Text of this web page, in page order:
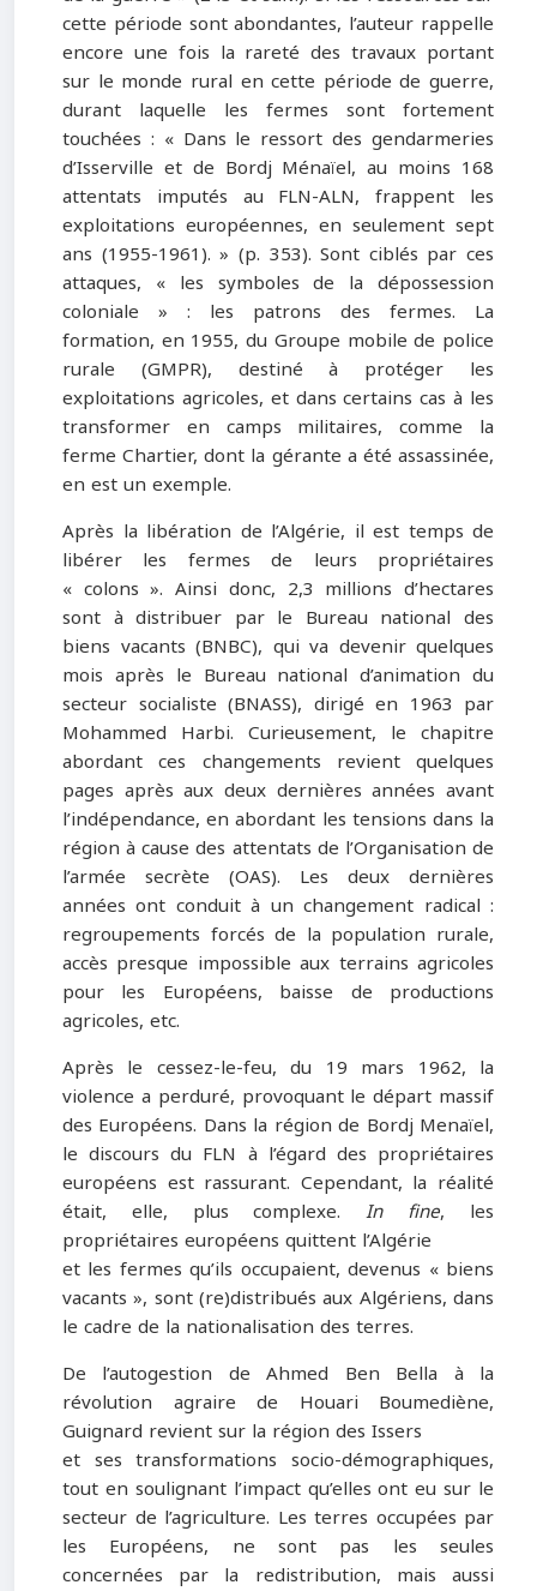
cette période sont abondantes, l’auteur rappelle
encore une fois la rareté des travaux portant
sur le monde rural en cette période de guerre,
durant laquelle les fermes sont fortement
touchées : « Dans le ressort des gendarmeries
d’Isserville et de Bordj Ménaïel, au moins 168
attentats imputés au FLN-ALN, frappent les
exploitations européennes, en seulement sept
ans (1955-1961). » (p. 353). Sont ciblés par ces
attaques, « les symboles de la dépossession
coloniale » : les patrons des fermes. La
formation, en 1955, du Groupe mobile de police
rurale (GMPR), destiné à protéger les
exploitations agricoles, et dans certains cas à les
transformer en camps militaires, comme la
ferme Chartier, dont la gérante a été assassinée,
en est un exemple.
Après la libération de l’Algérie, il est temps de
libérer les fermes de leurs propriétaires
« colons ». Ainsi donc, 2,3 millions d’hectares
sont à distribuer par le Bureau national des
biens vacants (BNBC), qui va devenir quelques
mois après le Bureau national d’animation du
secteur socialiste (BNASS), dirigé en 1963 par
Mohammed Harbi. Curieusement, le chapitre
abordant ces changements revient quelques
pages après aux deux dernières années avant
l’indépendance, en abordant les tensions dans la
région à cause des attentats de l’Organisation de
l’armée secrète (OAS). Les deux dernières
années ont conduit à un changement radical :
regroupements forcés de la population rurale,
accès presque impossible aux terrains agricoles
pour les Européens, baisse de productions
agricoles, etc.
Après le cessez-le-feu, du 19 mars 1962, la
violence a perduré, provoquant le départ massif
des Européens. Dans la région de Bordj Menaïel,
le discours du FLN à l’égard des propriétaires
européens est rassurant. Cependant, la réalité
était, elle, plus complexe.In fine, les
propriétaires européens quittent l’Algérie
et les fermes qu’ils occupaient, devenus « biens
vacants », sont (re)distribués aux Algériens, dans
le cadre de la nationalisation des terres.
De l’autogestion de Ahmed Ben Bella à la
révolution agraire de Houari Boumediène,
Guignard revient sur la région des Issers
et ses transformations socio-démographiques,
tout en soulignant l’impact qu’elles ont eu sur le
secteur de l’agriculture. Les terres occupées par
les Européens, ne sont pas les seules
concernées par la redistribution, mais aussi